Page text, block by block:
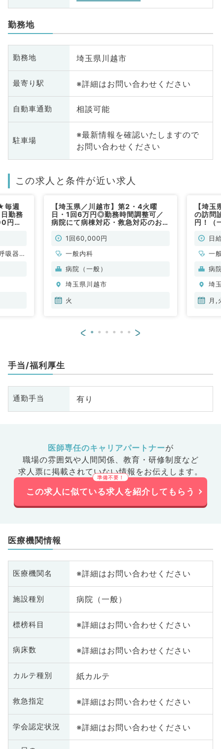
勤務地
勤務地 埼玉県川越市
最寄り駅 ※詳細はお問い合わせください
自動車通勤 相談可能
駐車場
※最新情報を確認いたしますので
お問い合わせください
この求人と条件が近い求人
毎週
勤務
円★
吸器内
【埼玉県／川越市】第2・4火曜
日・1回6万円◎勤務時間調整可／
病院にて病棟対応・救急対応のお仕
1回60,000円
一般内科
病院（一般）
埼玉県川越市
火
【埼
の訪問
円！（
日
一
病
埼
月,
< >
手当/福利厚生
通勤手当 有り
医師専任のキャリアパートナーが
職場の雰囲気や人間関係、 教育・研修制度など
求人票に掲載されていない情報をお伝えします。
この求人に似ている求人を紹介してもらう
医療機関情報
医療機関名 ※詳細はお問い合わせください
施設種別 病院（一般）
標榜科目 ※詳細はお問い合わせください
病床数 ※詳細はお問い合わせください
カルテ種別 紙カルテ
救急指定 ※詳細はお問い合わせください
学会認定状況 ※詳細はお問い合わせください